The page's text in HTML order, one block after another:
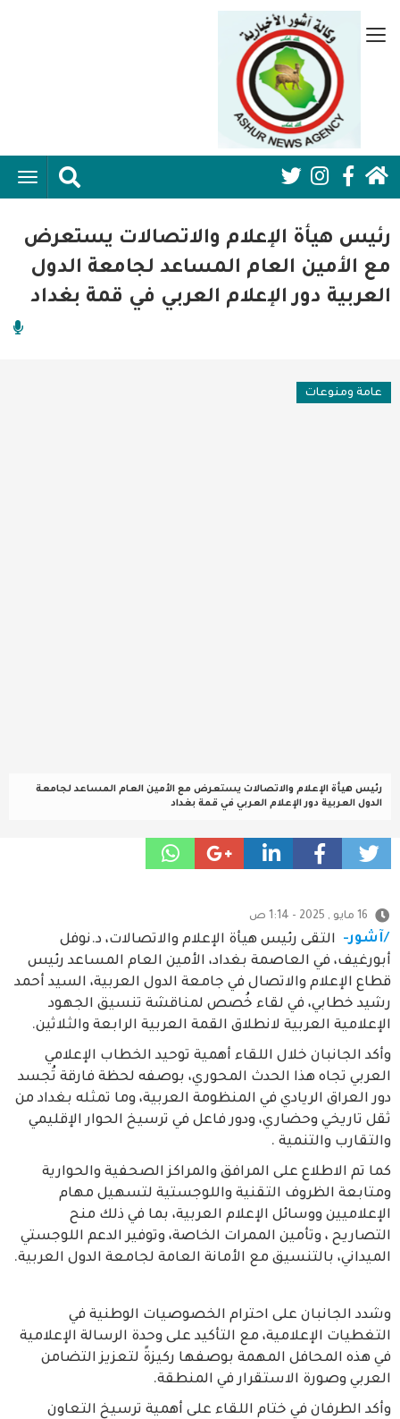
إلى
Social
Media:
Header
رئيس هيأة الإعلام والاتصالات يستعرض
مع الأمين العام المساعد لجامعة الدول
العربية دور الإعلام العربي في قمة بغداد
عامة ومنوعات
رئيس هيأة الإعلام والاتصالات يستعرض مع الأمين العام المساعد لجامعة
الدول العربية دور الإعلام العربي في قمة بغداد
16 مايو , 2025 - 1:14 ص
/آشور- التقى رئيس هيأة الإعلام والاتصالات، د.نوفل
أبورغيف، في العاصمة بغداد، الأمين العام المساعد رئيس
قطاع الإعلام والاتصال في جامعة الدول العربية، السيد أحمد
رشيد خطابي، في لقاء خُصص لمناقشة تنسيق الجهود
الإعلامية العربية لانطلاق القمة العربية الرابعة والثلاثين.
وأكد الجانبان خلال اللقاء أهمية توحيد الخطاب الإعلامي
العربي تجاه هذا الحدث المحوري، بوصفه لحظة فارقة تُجسد
دور العراق الريادي في المنظومة العربية، وما تمثله بغداد من
ثقل تاريخي وحضاري، ودور فاعل في ترسيخ الحوار الإقليمي
والتقارب والتنمية .
كما تم الاطلاع على المرافق والمراكز الصحفية والحوارية
ومتابعة الظروف التقنية واللوجستية لتسهيل مهام
الإعلاميين ووسائل الإعلام العربية، بما في ذلك منح
التصاريح ، وتأمين الممرات الخاصة، وتوفير الدعم اللوجستي
الميداني، بالتنسيق مع الأمانة العامة لجامعة الدول العربية.
وشدد الجانبان على احترام الخصوصيات الوطنية في
التغطيات الإعلامية، مع التأكيد على وحدة الرسالة الإعلامية
في هذه المحافل المهمة بوصفها ركيزةً لتعزيز التضامن
العربي وصورة الاستقرار في المنطقة.
وأكد الطرفان في ختام اللقاء على أهمية ترسيخ التعاون
قائمة
جانبية
الرئيسية
اقتصاد واعمال
امنية
فن وثقافة